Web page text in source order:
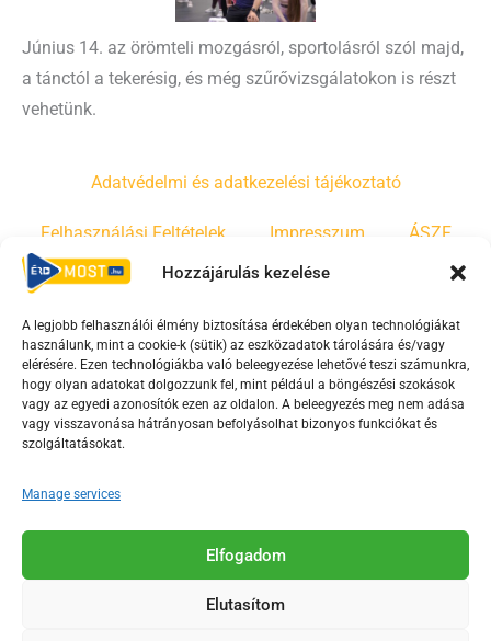
Hozzájárulás kezelése
A legjobb felhasználói élmény biztosítása érdekében olyan technológiákat
használunk, mint a cookie-k (sütik) az eszközadatok tárolására és/vagy
elérésére. Ezen technológiákba való beleegyezése lehetővé teszi számunkra,
hogy olyan adatokat dolgozzunk fel, mint például a böngészési szokások
vagy az egyedi azonosítók ezen az oldalon. A beleegyezés meg nem adása
vagy visszavonása hátrányosan befolyásolhat bizonyos funkciókat és
szolgáltatásokat.
Manage services
Elfogadom
Elutasítom
Június 14. az örömteli mozgásról, sportolásról szól majd,
a tánctól a tekerésig, és még szűrővizsgálatokon is részt
vehetünk.
Adatvédelmi és adatkezelési tájékoztató
Felhasználási Feltételek Impresszum ÁSZF
Irányelvek Moderálási szabályzat
F
a
c
e
o
o
-
Y
o
u
t
b
e
s
T
i
k
Az Érd Média médiaszolgáltatási tevékenységét a
Médiatanács a Magyar Média Mecenatúra program